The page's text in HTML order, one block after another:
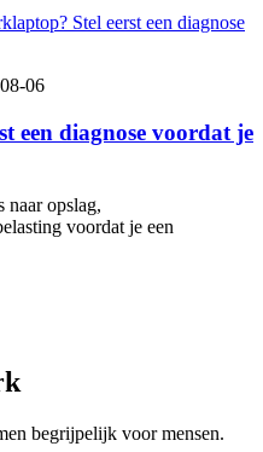
06
een diagnose voordat je
naar opslag,
voordat je een
begrijpelijk voor mensen.